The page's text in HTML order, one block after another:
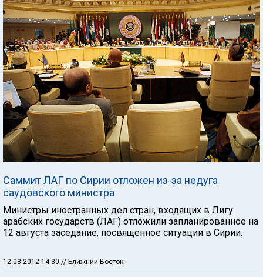
Саммит ЛАГ по Сирии отложен из-за недуга
саудовского министра
Министры иностранных дел стран, входящих в Лигу
арабских государств (ЛАГ) отложили запланированное на
12 августа заседание, посвященное ситуации в Сирии.
12.08.2012 14:30 // Ближний Восток